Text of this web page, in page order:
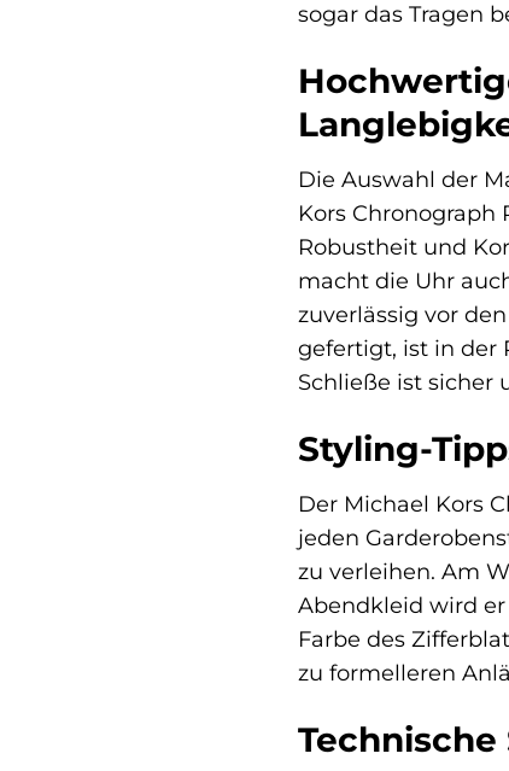
sogar das Tragen
Die Auswahl der
Kors Chronograph
Robustheit und
macht die Uhr
zuverlässig vor
gefertigt, ist in der
Schließe ist sicher
Styling-
Der Michael Kors
jeden
zu verleihen. Am
Abendkleid wird
Farbe des
zu formelleren